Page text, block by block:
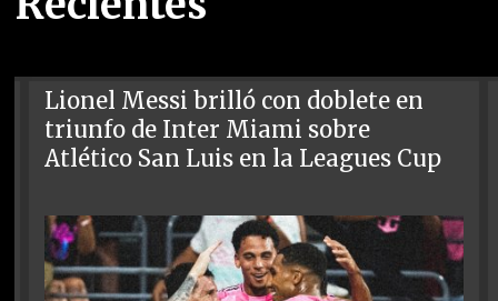
Lionel Messi brilló con doblete en
triunfo de Inter Miami sobre
Atlético San Luis en la Leagues Cup